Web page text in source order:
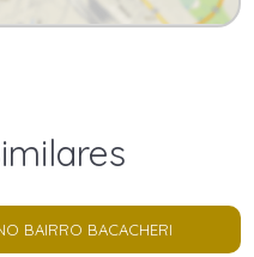
BAIRRO BACACHERI